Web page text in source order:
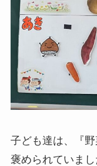
子ども達は、『
褒められていま